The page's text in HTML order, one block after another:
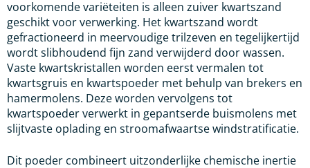
voorkomende variëteiten is alleen zuiver kwartszand
geschikt voor verwerking. Het kwartszand wordt
gefractioneerd in meervoudige trilzeven en tegelijkertijd
wordt slibhoudend fijn zand verwijderd door wassen.
Vaste kwartskristallen worden eerst vermalen tot
kwartsgruis en kwartspoeder met behulp van brekers en
hamermolens. Deze worden vervolgens tot
kwartspoeder verwerkt in gepantserde buismolens met
slijtvaste oplading en stroomafwaartse windstratificatie.
Dit poeder combineert uitzonderlijke chemische inertie